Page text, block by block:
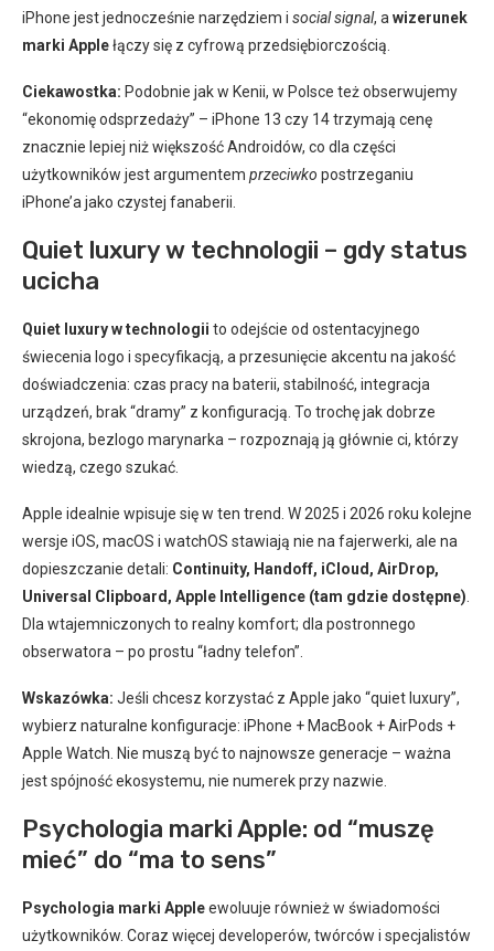
iPhone jest jednocześnie narzędziem i social signal, a wizerunek
marki Applełączy się z cyfrową przedsiębiorczością.
Ciekawostka: Podobnie jak w Kenii, w Polsce też obserwujemy
“ekonomię odsprzedaży” – iPhone 13 czy 14 trzymają cenę
znacznie lepiej niż większość Androidów, co dla części
użytkowników jest argumentem przeciwko postrzeganiu
iPhone’a jako czystej fanaberii.
Quiet luxury w technologii – gdy status
ucicha
Quiet luxury w technologii to odejście od ostentacyjnego
świecenia logo i specyfikacją, a przesunięcie akcentu na jakość
doświadczenia: czas pracy na baterii, stabilność, integracja
urządzeń, brak “dramy” z konfiguracją. To trochę jak dobrze
skrojona, bezlogo marynarka – rozpoznają ją głównie ci, którzy
wiedzą, czego szukać.
Apple idealnie wpisuje się w ten trend. W 2025 i 2026 roku kolejne
wersje iOS, macOS i watchOS stawiają nie na fajerwerki, ale na
dopieszczanie detali: Continuity, Handoff, iCloud, AirDrop,
Universal Clipboard, Apple Intelligence (tam gdzie dostępne)
Dla wtajemniczonych to realny komfort; dla postronnego
obserwatora – po prostu “ładny telefon”.
Wskazówka: Jeśli chcesz korzystać z Apple jako “quiet luxury”,
wybierz naturalne konfiguracje: iPhone + MacBook + AirPods +
Apple Watch. Nie muszą być to najnowsze generacje – ważna
jest spójność ekosystemu, nie numerek przy nazwie.
Psychologia marki Apple: od “muszę
mieć” do “ma to sens”
Psychologia marki Appleewoluuje również w świadomości
użytkowników. Coraz więcej developerów, twórców i specjalistów